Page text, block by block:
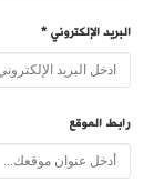
البريد الإلكتروني *
رابط الموقع